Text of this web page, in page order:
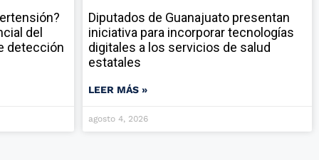
del
detección
Diputados de Guanajuato presentan
iniciativa para incorporar tecnologías
digitales a los servicios de salud
estatales
LEER MÁS »
agosto 4, 2026